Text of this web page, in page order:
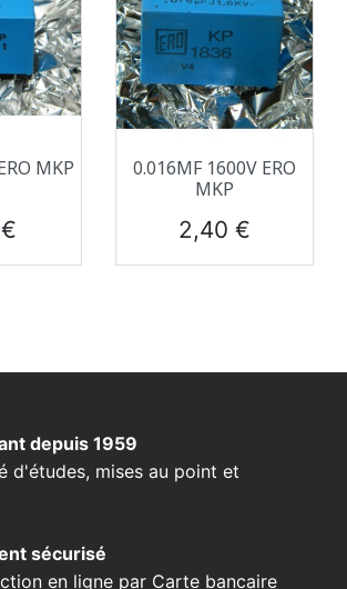
MKP
0.016ΜF 1600V ERO
MKP
Prix
2,40 €
depuis 1959
d'études, mises au point et
sécurisé
en ligne par Carte bancaire